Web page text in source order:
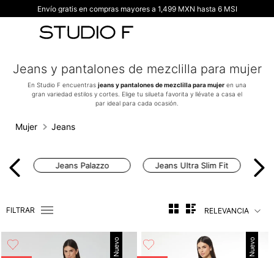
Envío gratis en compras mayores a 1,499 MXN hasta 6 MSI
Jeans y pantalones de mezclilla para mujer
En Studio F encuentras jeans y pantalones de mezclilla para mujeren una
gran variedad estilos y cortes. Elige tu silueta favorita y llévate a casa el
par ideal para cada ocasión.
Mujer Jeans
Jeans Palazzo Jeans Ultra Slim Fit
FILTRAR RELEVANCIA
Nuevo Nuevo
TÉRMINOS MÁS BUSCADOS
vestidos
3.
pantalon
tiro alto
7.
body studio f